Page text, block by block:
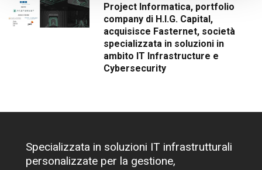
Project Informatica, portfolio
company di H.I.G. Capital,
acquisisce Fasternet, società
specializzata in soluzioni in
ambito IT Infrastructure e
Cybersecurity
Specializzata in soluzioni IT infrastrutturali
personalizzate per la gestione,